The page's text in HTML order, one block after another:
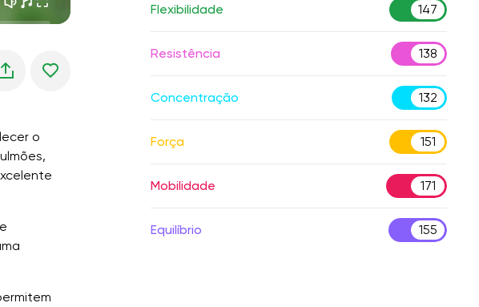
o
Flexibilidade 147
Resistência 138
Concentração 132
Força 151
Mobilidade 171
Equilíbrio 155